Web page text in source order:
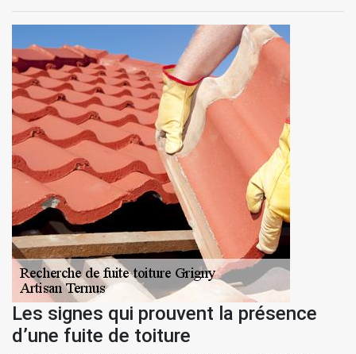
Les signes qui prouvent la présence
d’une fuite de toiture